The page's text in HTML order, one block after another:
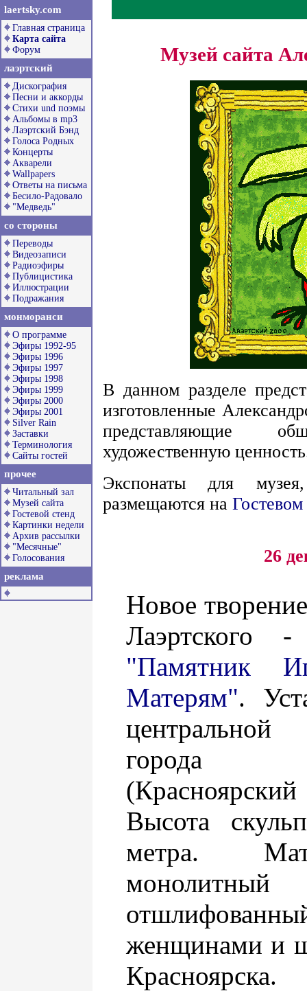
laertsky.com
Главная страница
Карта сайта
Форум
лаэртский
Дискография
Песни и аккорды
Стихи und поэмы
Альбомы в mp3
Лаэртский Бэнд
Голоса Родных
Концерты
Акварели
Wallpapers
Ответы на письма
Бесило-Радовало
"Медведь"
со стороны
Переводы
Видеозаписи
Радиоэфиры
Публицистика
Иллюстрации
Подражания
монморанси
О программе
Эфиры 1992-95
Эфиры 1996
Эфиры 1997
Эфиры 1998
Эфиры 1999
Эфиры 2000
Эфиры 2001
Silver Rain
Заставки
Терминология
Сайты гостей
прочее
Читальный зал
Музей сайта
Гостевой стенд
Картинки недели
Архив рассылки
"Месячные"
Голосования
реклама
Музей сайта
В данном разделе
изготовленные
представляющие
художественную
Экспонаты для
размещаются на Гостевом
26
Новое
Лаэртского -
"Памятник
Матерям".
города
Высота
метра.
женщинами и
Красноярска.